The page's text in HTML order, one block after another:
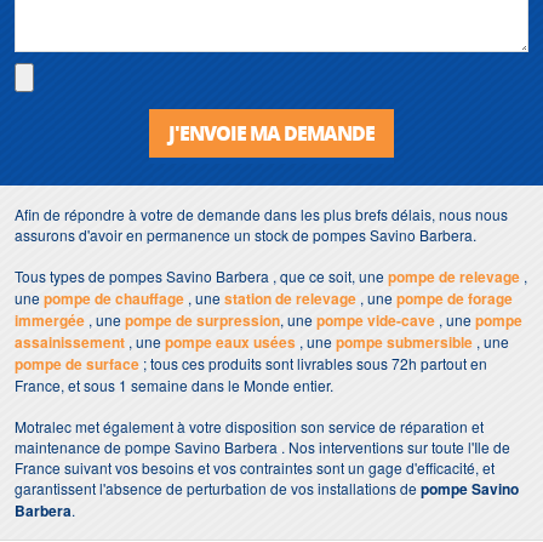
J'ENVOIE MA DEMANDE
Afin de répondre à votre de demande dans les plus brefs délais, nous nous
assurons d'avoir en permanence un stock de pompes Savino Barbera.
Tous types de pompes Savino Barbera , que ce soit, unepompe de relevage ,
unepompe de chauffage , unestation de relevage , unepompe de forage
immergée , unepompe de surpression, unepompe vide-cave , unepompe
assainissement , unepompe eaux usées , unepompe submersible , une
pompe de surface ; tous ces produits sont livrables sous 72h partout en
France, et sous 1 semaine dans le Monde entier.
Motralec met également à votre disposition son service de réparation et
maintenance de pompe Savino Barbera . Nos interventions sur toute l'Ile de
France suivant vos besoins et vos contraintes sont un gage d'efficacité, et
garantissent l'absence de perturbation de vos installations depompe Savino
Barbera.